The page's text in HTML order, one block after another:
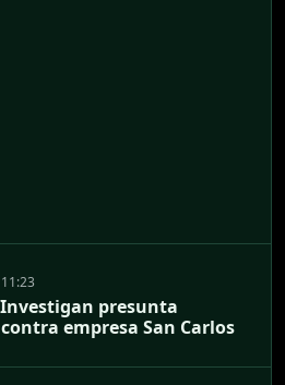
presunta
empresa San Carlos